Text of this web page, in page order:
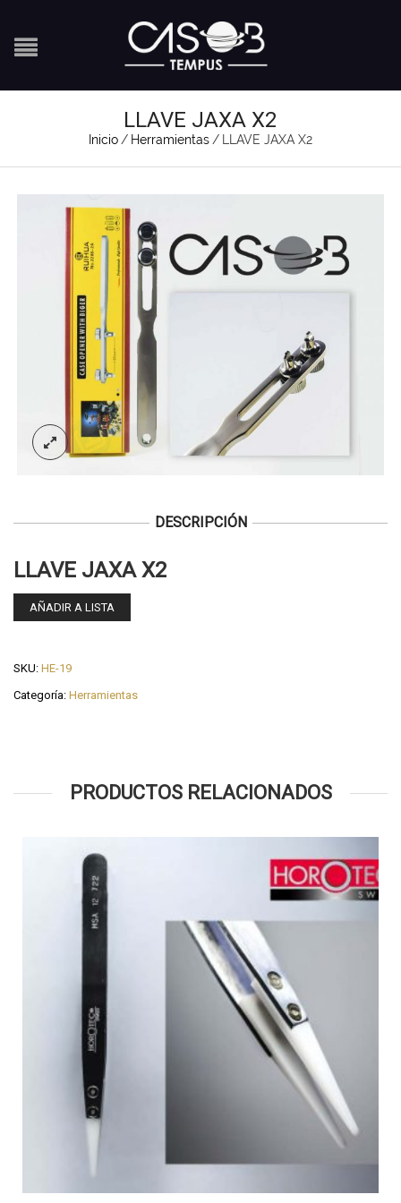
LLAVE JAXA X2
Inicio / Herramientas / LLAVE JAXA X2
DESCRIPCIÓN
LLAVE JAXA X2
AÑADIR A LISTA
SKU: HE-19
Categoría: Herramientas
PRODUCTOS RELACIONADOS